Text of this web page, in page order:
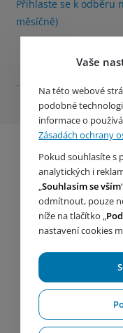
Přihlaste se k odběru
měsíčně)
Vaše
Na této webové
podobné
informace o
Zásadách ochrany
Pokud souhlasíte s
analytických i
„Souhlasím se vším
odmítnout, pouze
níže na tlačítko „
nastavení cookies